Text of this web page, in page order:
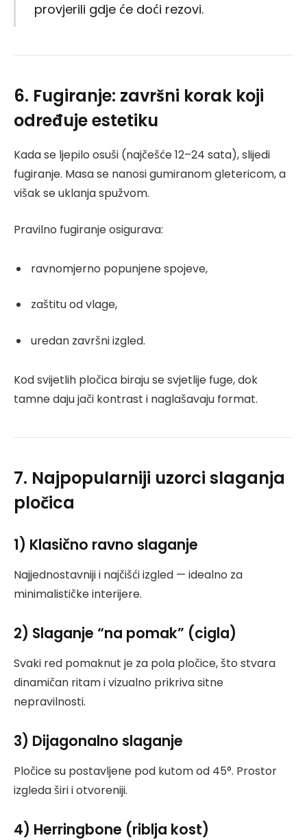
provjerili gdje će doći rezovi.
6. Fugiranje: završni korak koji
određuje estetiku
Kada se ljepilo osuši (najčešće 12–24 sata), slijedi
fugiranje. Masa se nanosi gumiranom gletericom, a
višak se uklanja spužvom.
Pravilno fugiranje osigurava:
ravnomjerno popunjene spojeve,
zaštitu od vlage,
uredan završni izgled.
Kod svijetlih pločica biraju se svjetlije fuge, dok
tamne daju jači kontrast i naglašavaju format.
7. Najpopularniji uzorci slaganja
pločica
1) Klasično ravno slaganje
Najjednostavniji i najčišći izgled — idealno za
minimalističke interijere.
2) Slaganje “na pomak” (cigla)
Svaki red pomaknut je za pola pločice, što stvara
dinamičan ritam i vizualno prikriva sitne
nepravilnosti.
3) Dijagonalno slaganje
Pločice su postavljene pod kutom od 45°. Prostor
izgleda širi i otvoreniji.
4) Herringbone (riblja kost)